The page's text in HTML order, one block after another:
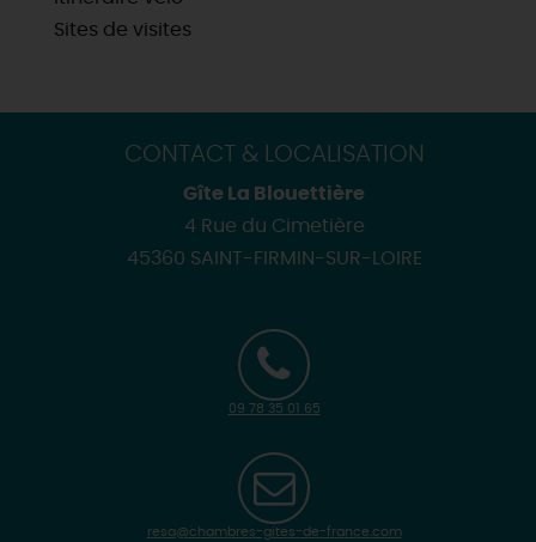
Sites de visites
CONTACT & LOCALISATION
Gîte La Blouettière
4 Rue du Cimetière
45360 SAINT-FIRMIN-SUR-LOIRE
09 78 35 01 65
resa@chambres-gites-de-france.com